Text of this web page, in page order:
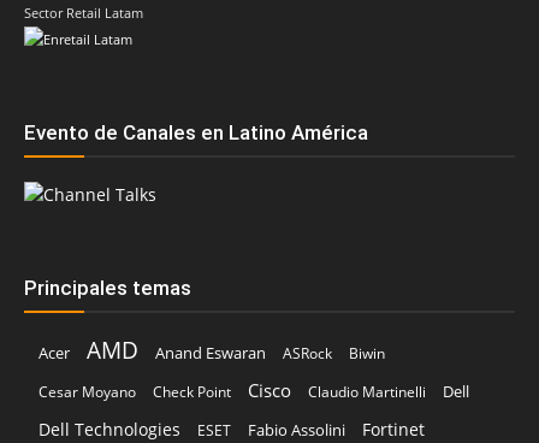
Sector Retail Latam
Evento de Canales en Latino América
Principales temas
Acer AMD Anand Eswaran ASRock
Biwin
Cesar Moyano
Check Point Cisco Claudio Martinelli Dell
Dell Technologies ESET Fabio Assolini Fortinet